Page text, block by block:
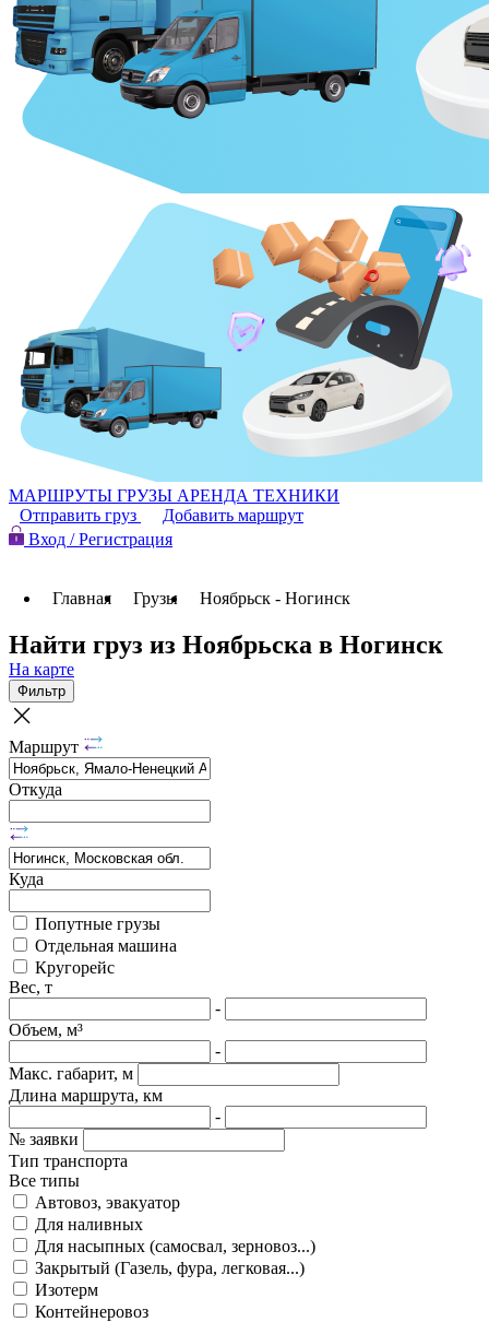
МАРШРУТЫ ГРУЗЫ АРЕНДА ТЕХНИКИ
Отправить груз
Добавить маршрут
Вход / Регистрация
Главная Грузы Ноябрьск - Ногинск
Найти груз из Ноябрьска в Ногинск
На карте
Фильтр
Маршрут
Откуда
Куда
Попутные грузы
Отдельная машина
Кругорейс
Вес, т
-
Объем, м³
-
Макс. габарит, м
Длина маршрута, км
-
№ заявки
Тип транспорта
Все типы
Автовоз, эвакуатор
Для наливных
Для насыпных (самосвал, зерновоз...)
Закрытый (Газель, фура, легковая...)
Изотерм
Контейнеровоз